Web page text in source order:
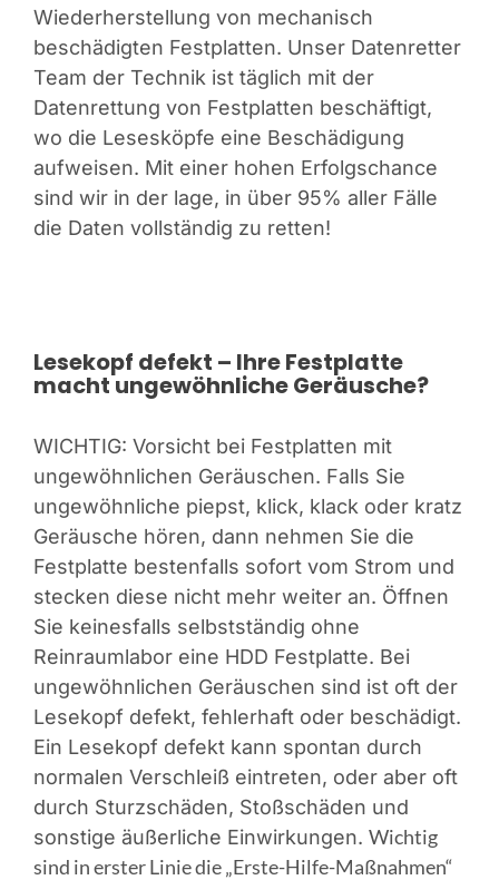
Wiederherstellung von mechanisch
beschädigten Festplatten. Unser Datenretter
Team der Technik ist täglich mit der
Datenrettung von Festplatten beschäftigt,
wo die Lesesköpfe eine Beschädigung
aufweisen. Mit einer hohen Erfolgschance
sind wir in der lage, in über 95% aller Fälle
die Daten vollständig zu retten!
Lesekopf defekt – Ihre Festplatte
macht ungewöhnliche Geräusche?
WICHTIG: Vorsicht bei Festplatten mit
ungewöhnlichen Geräuschen. Falls Sie
ungewöhnliche piepst, klick, klack oder kratz
Geräusche hören, dann nehmen Sie die
Festplatte bestenfalls sofort vom Strom und
stecken diese nicht mehr weiter an. Öffnen
Sie keinesfalls selbstständig ohne
Reinraumlabor eine HDD Festplatte. Bei
ungewöhnlichen Geräuschen sind ist oft der
Lesekopf defekt, fehlerhaft oder beschädigt.
Ein Lesekopf defekt kann spontan durch
normalen Verschleiß eintreten, oder aber oft
durch Sturzschäden, Stoßschäden und
sonstige äußerliche Einwirkungen. Wichtig
sind in erster Linie die „Erste-Hilfe-Maßnahmen“